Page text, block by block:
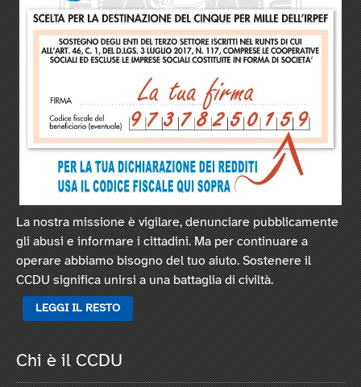
La nostra missione è vigilare, denunciare pubblicamente
gli abusi e informare i cittadini. Ma per continuare a
operare abbiamo bisogno del tuo aiuto. Sostenere il
CCDU significa unirsi a una battaglia di civiltà.
LEGGI IL RESTO
Chi è il CCDU